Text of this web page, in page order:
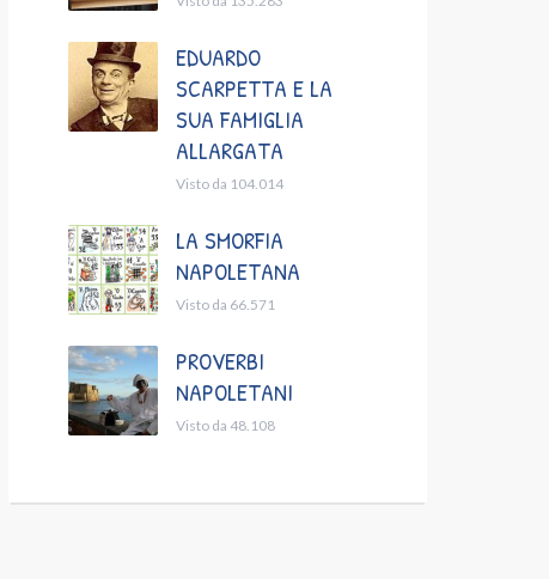
EDUARDO
SCARPETTA E LA
SUA FAMIGLIA
ALLARGATA
Visto da 104.014
LA SMORFIA
NAPOLETANA
Visto da 66.571
PROVERBI
NAPOLETANI
Visto da 48.108